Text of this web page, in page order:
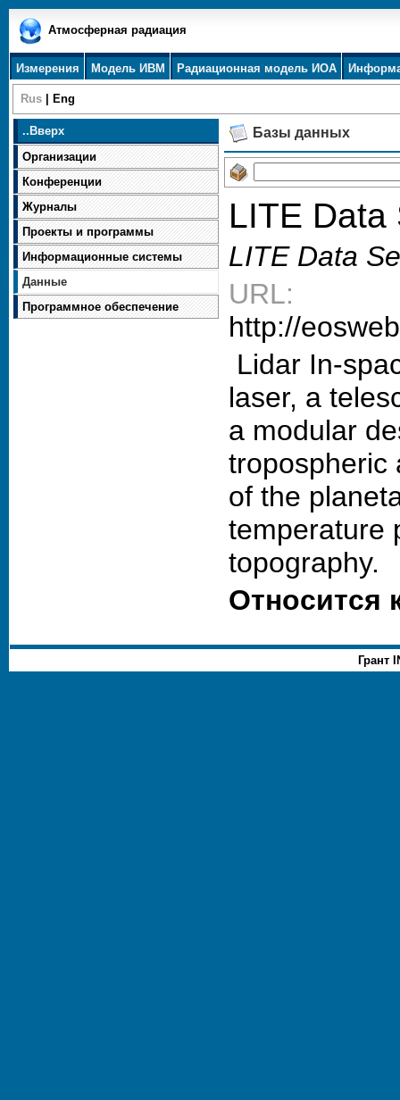
Атмосферная радиация
Измерения Модель ИВМ Радиационная модель ИОА
Rus Eng
.. Вверх
Организации
Конференции
Журналы
Проекты и программы
Информационные системы
Данные
Программное обеспечение
Базы данных
LITE Data
LITE Data
URL:
http://
Lidar In-
laser, a
a modular
tropospheric
of the
temperature
topography.
Относится
Грант